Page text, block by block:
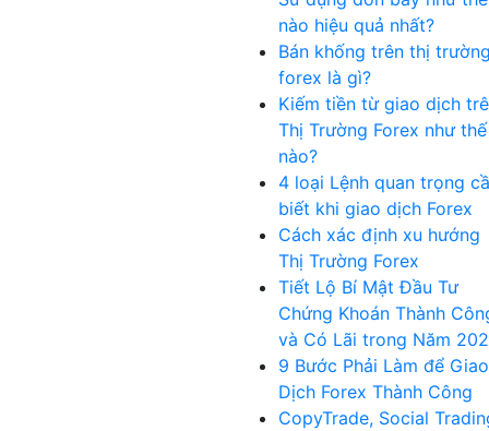
nào hiệu quả nhất?
Bán khống trên thị trường
forex là gì?
Kiếm tiền từ giao dịch
Thị Trường Forex như thế
nào?
4 loại Lệnh quan trọng
biết khi giao dịch Forex
Cách xác định xu hướng
Thị Trường Forex
Tiết Lộ Bí Mật Đầu Tư
Chứng Khoán Thành
và Có Lãi trong Năm
9 Bước Phải Làm để Giao
Dịch Forex Thành Công
CopyTrade, Social